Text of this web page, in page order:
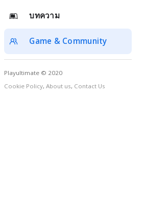
บทความ
Game & Community
Playultimate © 2020
Cookie Policy, About us, Contact Us